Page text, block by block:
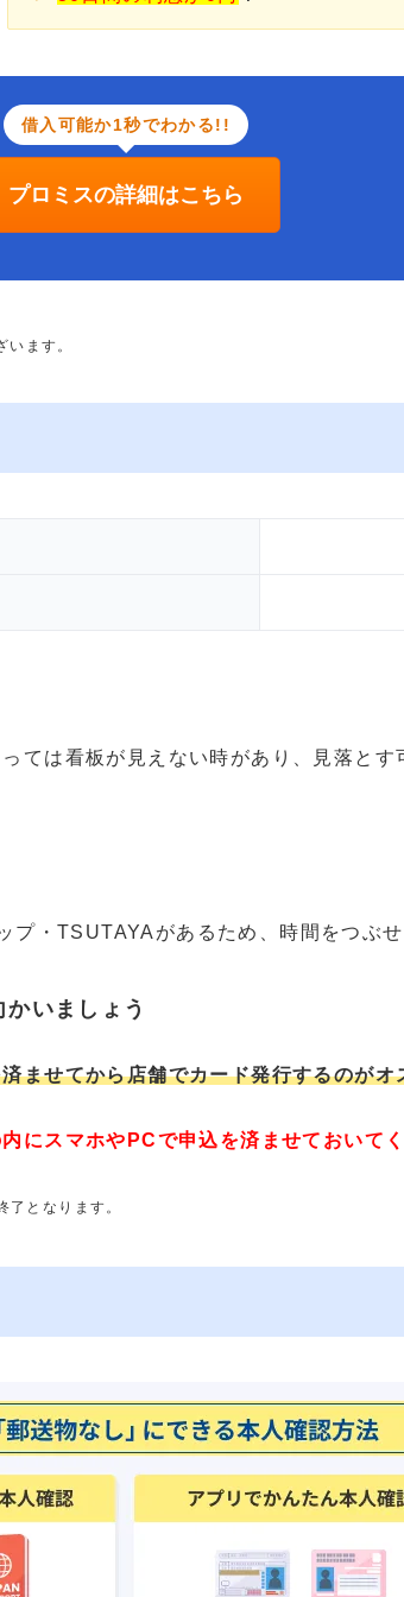
借入可能か1秒でわかる!!
プロミスの詳細はこちら
ます。
ては看板が見えない時があり、見落とす
・TSUTAYAがあるため、時間をつぶせ
いましょう
ませてから店舗でカード発行するのがオ
にスマホやPCで申込を済ませておいてく
となります。